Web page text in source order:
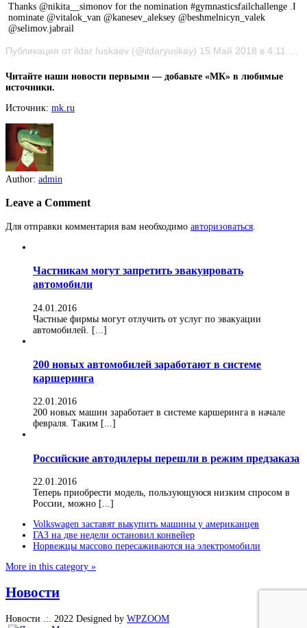
Thanks @nikita__simonov for the nomination #gymnasticsfailchallenge .I
nominate @vitalok_van @kanesev_aleksey @beshmelnicyn_valek
@selimov.jabrail
Читайте наши новости первыми — добавьте «МК» в любимые
источники.
Источник: mk.ru
Author: admin
Leave a Comment
Для отправки комментария вам необходимо авторизоваться
Частникам могут запретить эвакуировать
автомобили
24.01.2016
Частные фирмы могут отлучить от услуг по эвакуации
автомобилей. [...]
200 новых автомобилей заработают в системе
каршеринга
22.01.2016
200 новых машин заработает в системе каршеринга в начале
февраля. Таким [...]
Российские автодилеры перешли в режим предзаказа
22.01.2016
Теперь приобрести модель, пользующуюся низким спросом в
России, можно [...]
Volkswagen заставят выкупить машины у американцев
ГАЗ на две недели остановил конвейер
Норвежцы массово пересаживаются на электромобили
More in this category »
Новости
Новости .:. 2022 Designed by WPZOOM